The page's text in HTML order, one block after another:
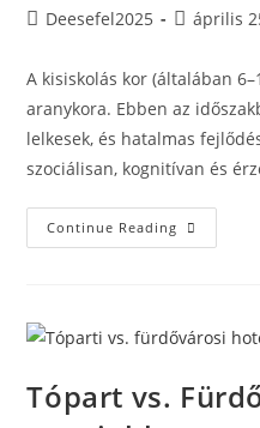
PostDeesefel2025
Postáprilis
A kisiskolás kor (általában
aranykora. Ebben az
lelkesek, és hatalmas
szociálisan, kognitívan és
Continue Reading Játszva
Tanulni:
Tópart vs.